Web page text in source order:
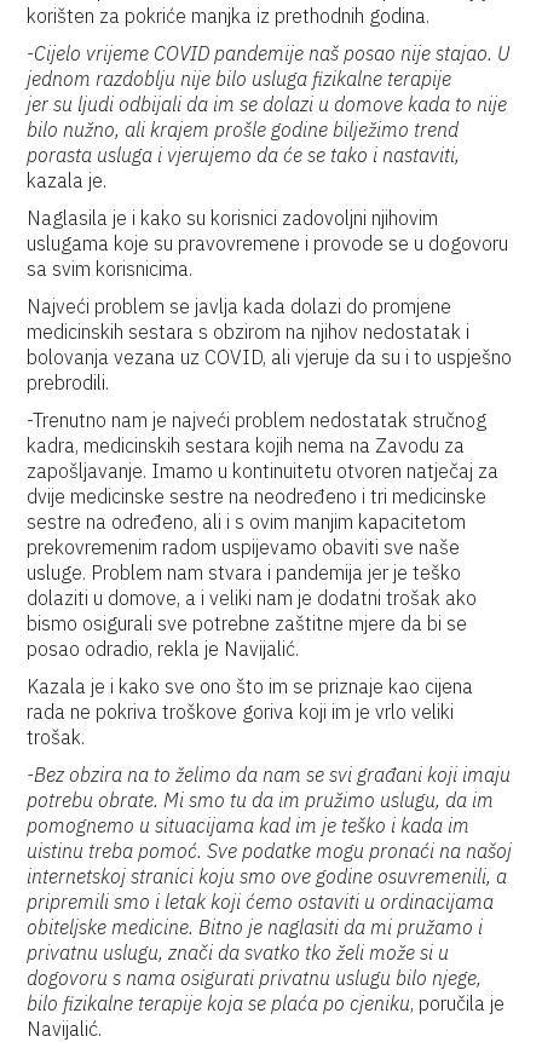
korišten za pokriće manjka iz prethodnih godina.
-Cijelo vrijeme COVID pandemije naš posao nije stajao. U
jednom razdoblju nije bilo usluga fizikalne terapije
jersu ljudi odbijali da im se dolazi u domove kada to nije
bilo nužno, ali krajem prošle godine bilježimo trend
porasta usluga i vjerujemo da će se tako i nastaviti,
kazala je.
Naglasila je i kako su korisnici zadovoljni njihovim
uslugama koje su pravovremene i provode se u dogovoru
sa svim korisnicima.
Najveći problem se javlja kada dolazi do promjene
medicinskih sestara s obzirom na njihov nedostatak i
bolovanja vezana uz COVID, ali vjeruje da su i to uspješno
prebrodili.
-Trenutno nam je najveći problem nedostatak stručnog
kadra, medicinskih sestara kojih nema na Zavodu za
zapošljavanje. Imamo u kontinuitetu otvoren natječaj za
dvije medicinske sestre na neodređeno i tri medicinske
sestre na određeno, ali i s ovim manjim kapacitetom
prekovremenim radom uspijevamo obaviti sve naše
usluge. Problem nam stvara i pandemija jer je teško
dolaziti u domove, a i veliki nam je dodatni trošak ako
bismo osigurali sve potrebne zaštitne mjere da bi se
posao odradio, rekla je Navijalić.
Kazala je i kako sve ono što im se priznaje kao cijena
rada ne pokriva troškove goriva koji im je vrlo veliki
trošak.
-Bez obzira na to želimo da nam se svi građani koji imaju
potrebu obrate. Mi smo tu da im pružimo uslugu, da im
pomognemo u situacijama kad im je teško i kada im
uistinu treba pomoć. Sve podatke mogu pronaći na našoj
internetskoj stranici koju smo ove godine osuvremenili, a
pripremili smo i letak koji ćemo ostaviti u ordinacijama
obiteljske medicine. Bitno je naglasiti da mi pružamo i
privatnu uslugu, znači da svatko tko želi može si u
dogovoru s nama osigurati privatnu uslugu bilo njege,
bilo fizikalne terapije koja se plaća po cjeniku, poručila je
Navijalić.